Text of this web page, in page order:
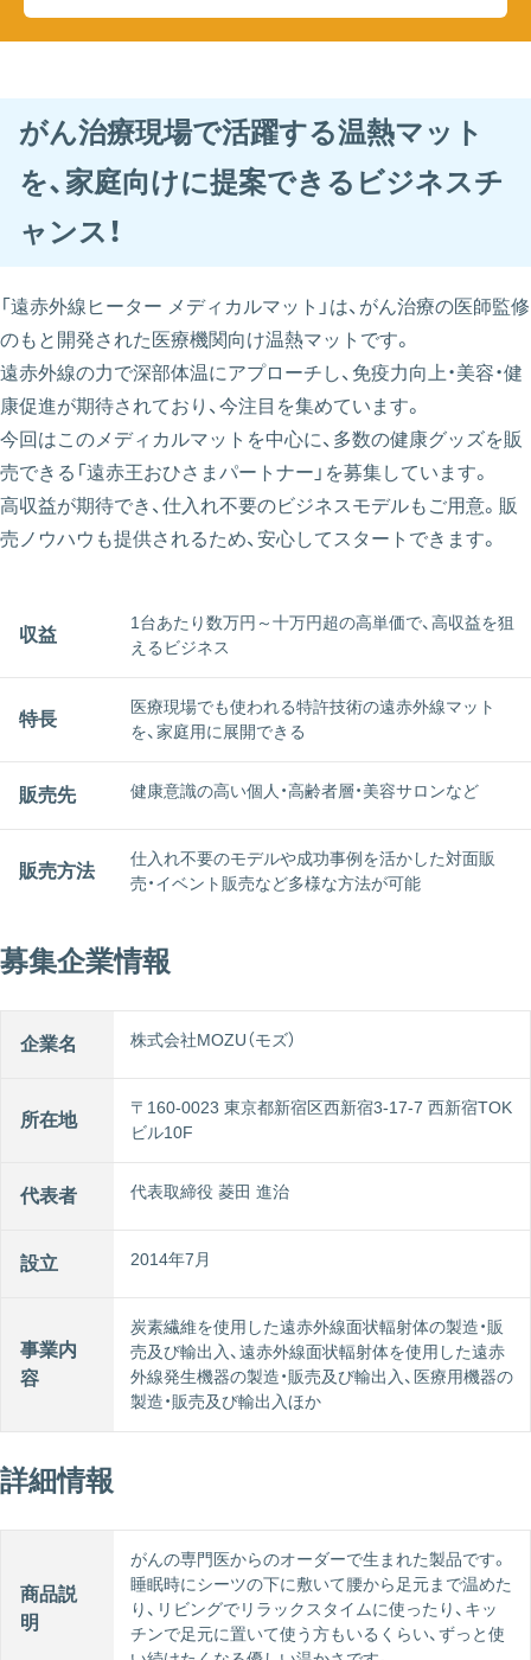
がん治療現場で活躍する温熱マット
を、家庭向けに提案できるビジネスチ
ャンス！
「遠赤外線ヒーター メディカルマット」は、がん治療の医師監修
のもと開発された医療機関向け温熱マットです。
遠赤外線の力で深部体温にアプローチし、免疫力向上・美容・健
康促進が期待されており、今注目を集めています。
今回はこのメディカルマットを中心に、多数の健康グッズを販
売できる「遠赤王おひさまパートナー」を募集しています。
高収益が期待でき、仕入れ不要のビジネスモデルもご用意。販
売ノウハウも提供されるため、安心してスタートできます。
収益
1台あたり数万円～十万円超の高単価で、高収益を狙
えるビジネス
特長
医療現場でも使われる特許技術の遠赤外線マット
を、家庭用に展開できる
販売先 健康意識の高い個人・高齢者層・美容サロンなど
販売方法
仕入れ不要のモデルや成功事例を活かした対面販
売・イベント販売など多様な方法が可能
募集企業情報
企業名 株式会社MOZU（モズ）
所在地
〒160-0023 東京都新宿区西新宿3-17-7 西新宿TOK
ビル10F
代表者 代表取締役 菱田 進治
設立 2014年7月
事業内
容
炭素繊維を使用した遠赤外線面状輻射体の製造・販
売及び輸出入、遠赤外線面状輻射体を使用した遠赤
外線発生機器の製造・販売及び輸出入、医療用機器の
製造・販売及び輸出入ほか
詳細情報
商品説
明
がんの専門医からのオーダーで生まれた製品です。
睡眠時にシーツの下に敷いて腰から足元まで温めた
り、リビングでリラックスタイムに使ったり、キッ
チンで足元に置いて使う方もいるくらい、ずっと使